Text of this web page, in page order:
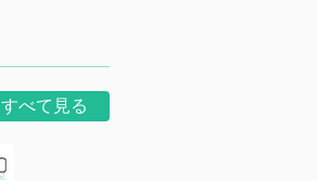
すべて見る